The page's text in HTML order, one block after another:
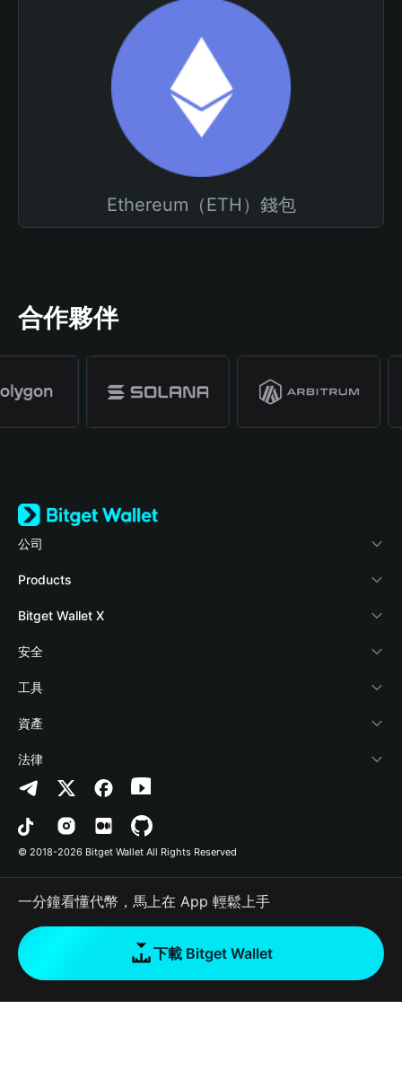
Ethereum（ETH）錢包
合作夥伴
公司
關於 Bitget Wallet
部落格
學院
加密資訊
幫助中心
‌聯繫我們
品牌資源
工作機會
Products
Crypto Card
Stablecoin Earn
Payfi Crypto
Crypto Swap API
Altcoin Season Index
Prediction Markets
DApp
RWA
如何購買加密貨幣
Bitget Wallet X
開發者文件
連接錢包
Bitget Wallet Pay
合作上架
安全
風險保障基金
安全防護技術
工具
快捷買幣
授權檢測
合約檢測
批次轉帳
資產
Arbitrum
Avalanche
Bitcoin
Polygon
法律
隱私協議
用戶使用協議
© 2018-2026 Bitget Wallet All Rights Reserved
一分鐘看懂代幣，馬上在 App 輕鬆上手
下載 Bitget Wallet